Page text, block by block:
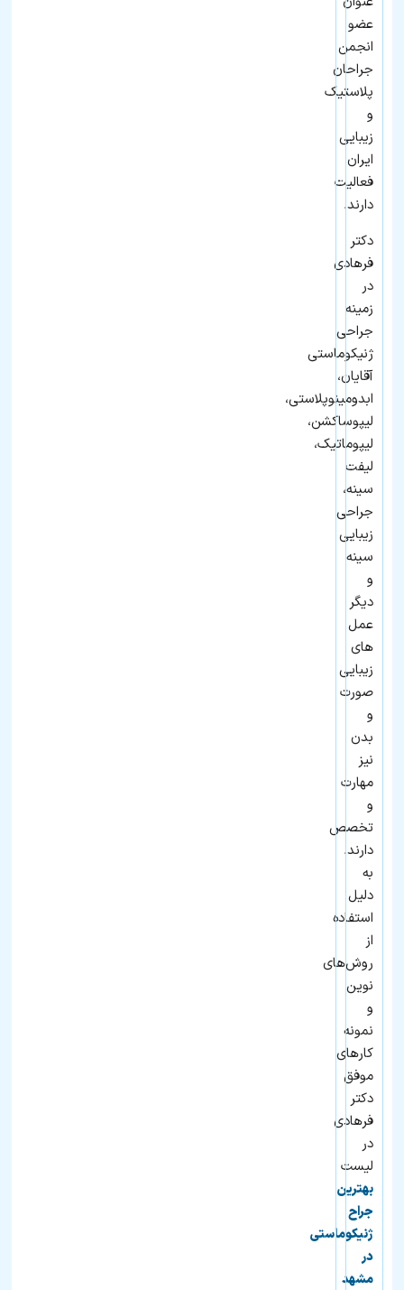
عضو
انجمن
جراحان
پلاستیک
و
زیبایی
ایران
فعالیت
دارند.
دکتر
فرهادی
در
زمینه
جراحی
ژنیکوماستی
آقایان،
ابدومینوپلاستی،
لیپوساکشن،
لیپوماتیک،
لیفت
سینه،
جراحی
زیبایی
سینه
و
دیگر
عمل
های
زیبایی
صورت
و
بدن
نیز
مهارت
و
تخصص
دارند.
به
دلیل
استفاده
از
روش‌های
نوین
و
نمونه
کارهای
موفق
دکتر
فرهادی
در
لیست
بهترین
جراح
ژنیکوماستی
در
مشهد